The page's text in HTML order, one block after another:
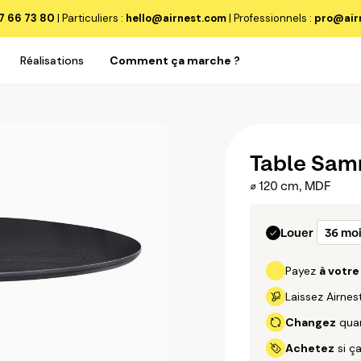
66 73 80 | Particuliers : hello@airnest.com| Professionnels :
Réalisations Comment ça marche ?
Table
∅ 120 cm, MDF
Louer
Payez à
Laissez
Changez
Achetez si